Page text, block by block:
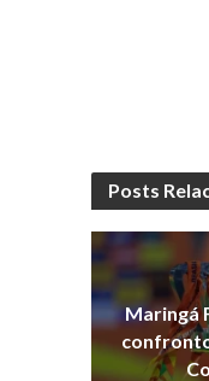
Posts
Maringá